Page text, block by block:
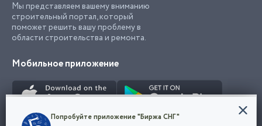
Мы представляем вашему вниманию
строительный портал, который
поможет решить вашу проблему в
области строительства и ремонта.
Мобильное приложение
Конфиденциальность
Попробуйте приложение "Биржа СНГ"